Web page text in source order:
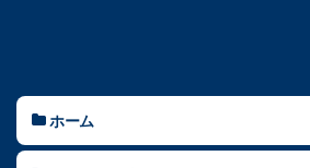
ホーム